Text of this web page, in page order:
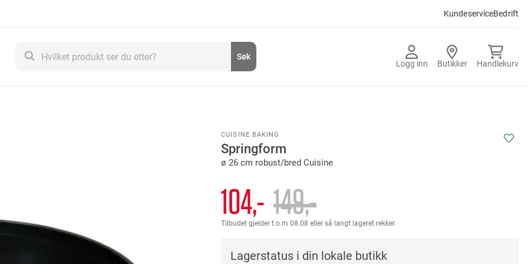
KundeserviceBedrift
Logg inn Butikker Handlekurv
Søk
CUISINE BAKING
Springform
ø 26 cm robust/bred Cuisine
104,- 149,-
Tilbudet gjelder t.o.m 08.08 eller så langt lageret rekker.
Lagerstatus i din lokale butikk